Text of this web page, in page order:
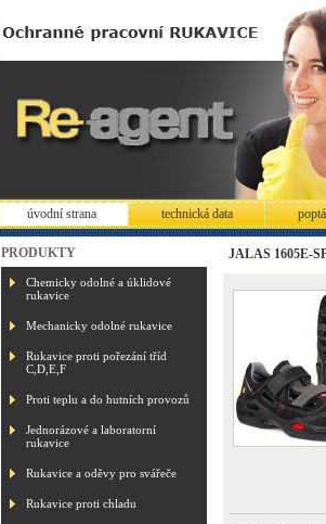
úvodní strana technická data
PRODUKTY
Chemicky odolné a úklidové
rukavice
Mechanicky odolné rukavice
Rukavice proti pořezání tříd
C,D,E,F
Proti teplu a do hutních provozů
Jednorázové a laboratorní
rukavice
Rukavice a oděvy pro svářeče
Rukavice proti chladu
JALAS 1605E-